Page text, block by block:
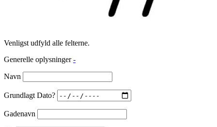
Venligst udfyld alle felterne.
Generelle oplysninger -
Navn
Grundlagt Dato?
Gadenavn